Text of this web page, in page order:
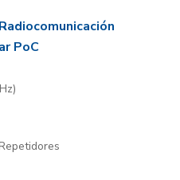
PoC